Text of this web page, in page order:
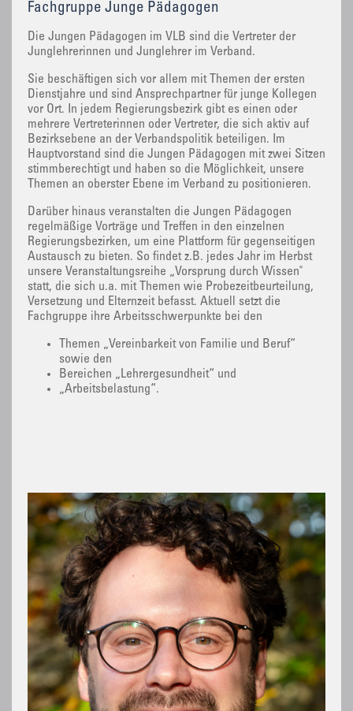
Fachgruppe Junge Pädagogen
Die Jungen Pädagogen im VLB sind die Vertreter der
Junglehrerinnen und Junglehrer im Verband.
Sie beschäftigen sich vor allem mit Themen der ersten
Dienstjahre und sind Ansprechpartner für junge Kollegen
vor Ort. In jedem Regierungsbezirk gibt es einen oder
mehrere Vertreterinnen oder Vertreter, die sich aktiv auf
Bezirksebene an der Verbandspolitik beteiligen. Im
Hauptvorstand sind die Jungen Pädagogen mit zwei Sitzen
stimmberechtigt und haben so die Möglichkeit, unsere
Themen an oberster Ebene im Verband zu positionieren.
Darüber hinaus veranstalten die Jungen Pädagogen
regelmäßige Vorträge und Treffen in den einzelnen
Regierungsbezirken, um eine Plattform für gegenseitigen
Austausch zu bieten. So findet z.B. jedes Jahr im Herbst
unsere Veranstaltungsreihe „Vorsprung durch Wissen"
statt, die sich u.a. mit Themen wie Probezeitbeurteilung,
Versetzung und Elternzeit befasst. Aktuell setzt die
Fachgruppe ihre Arbeitsschwerpunkte bei den
Themen „Vereinbarkeit von Familie und Beruf“
sowie den
Bereichen „Lehrergesundheit“ und
„Arbeitsbelastung“.